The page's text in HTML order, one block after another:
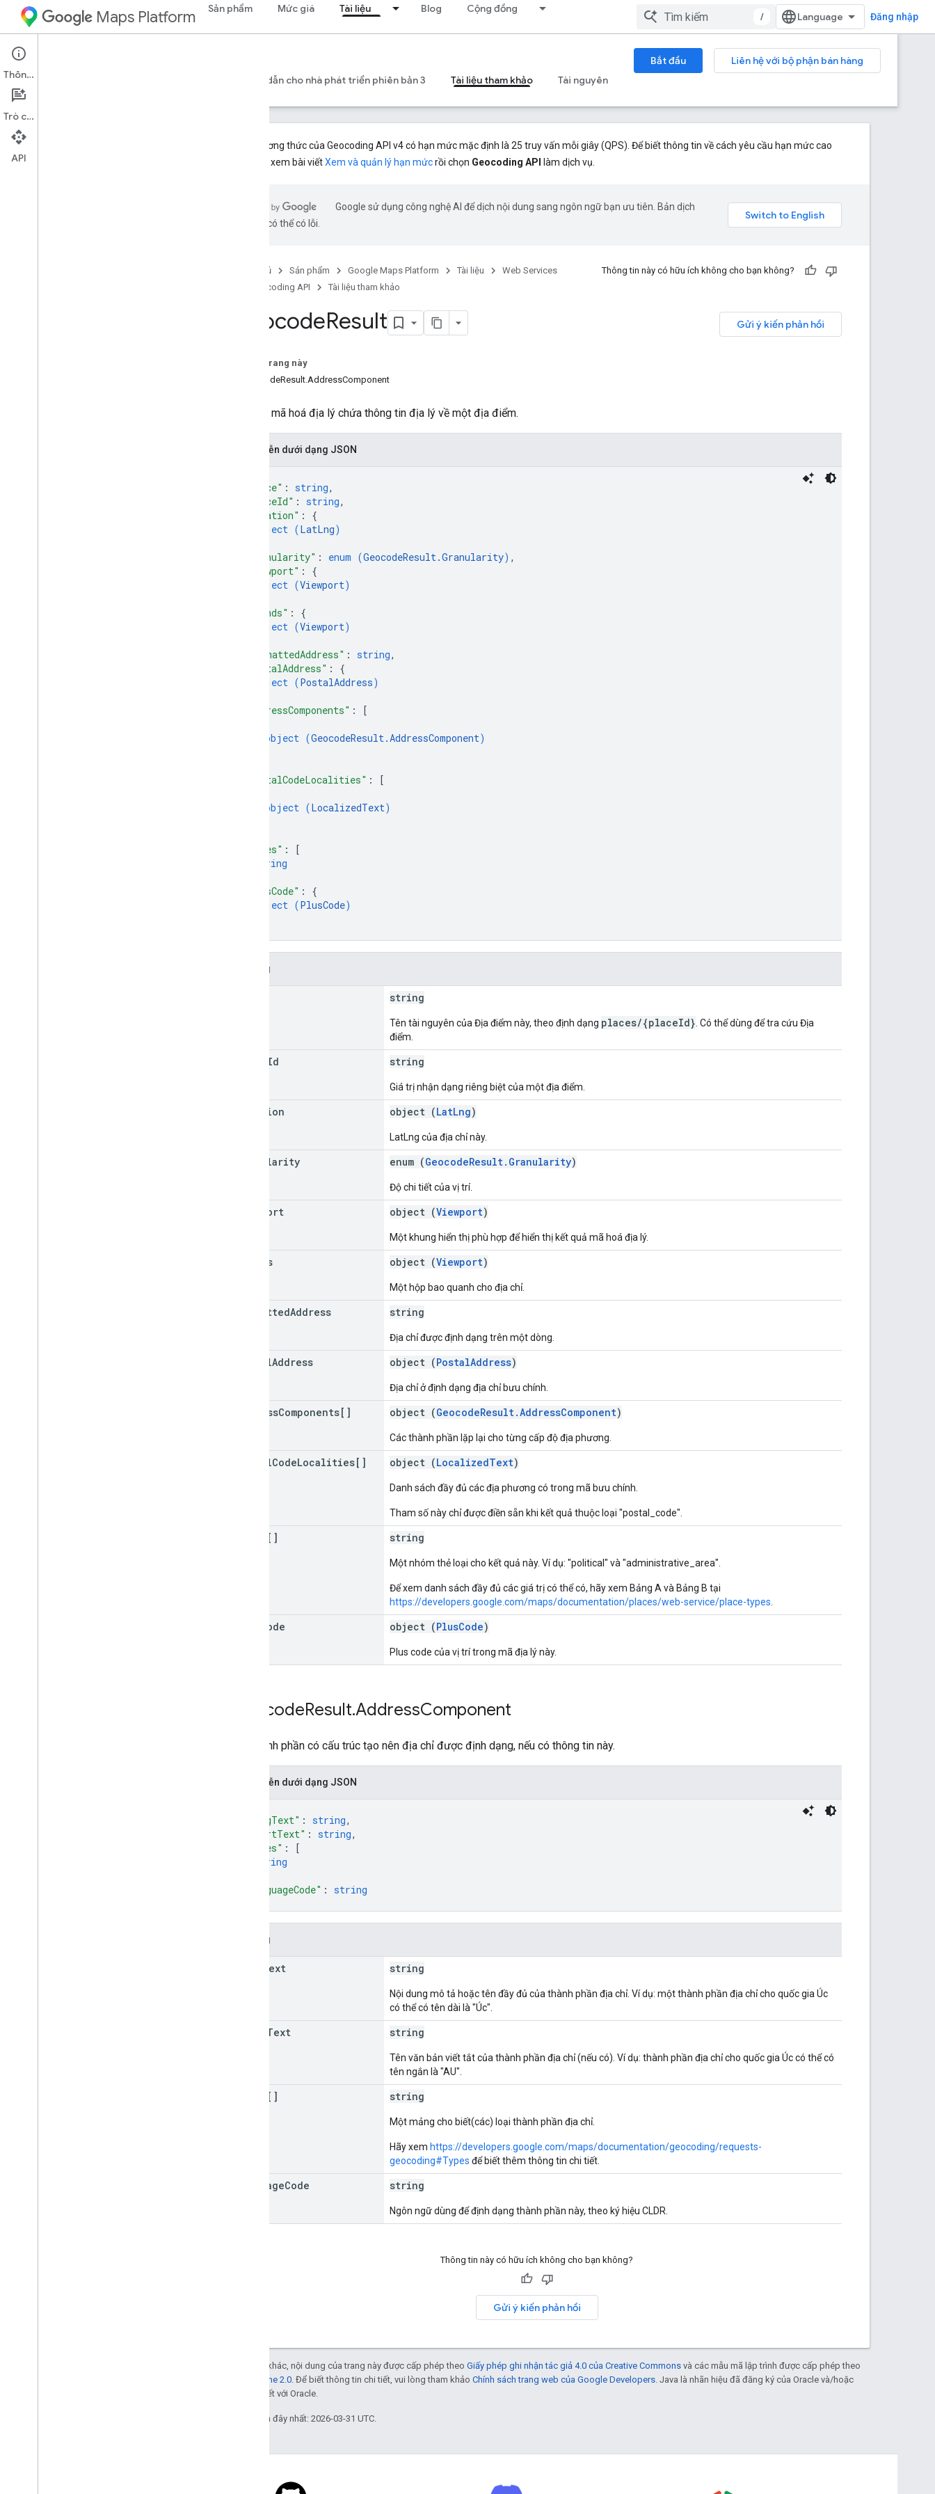
Maps Platform Sản phẩm Mức giá Tài liệu Blog Cộng đồng
/ Đăng nhập
Web Services Bắt đầu
Liên hệ với bộ phận bán hàng
Hướng dẫn cho nhà phát triển phiên bản 4
Hướng dẫn cho nhà phát triển phiên bản 3 Tài liệu tham khảo Tài nguyên
Các phương thức của Geocoding API v4 có hạn mức mặc định là 25 truy vấn mỗi giây (QPS). Để biết thông tin về cách yêu cầu hạn mức cao
hơn, hãy xem bài viếtXem và quản lý hạn mứcrồi chọn Geocoding API làm dịch vụ.
Google sử dụng công nghệ AI để dịch nội dung sang ngôn ngữ bạn ưu tiên. Bản dịch
bằng AI có thể có lỗi.
Trang chủ Sản phẩm Google Maps Platform Tài liệu
Web Services
Geocoding API
Tài liệu tham khảo
Thông tin này có hữu ích không cho bạn không?
Gửi ý kiến phản hồi
GeocodeResult
Trên trang này
GeocodeResult.AddressComponent
Kết quả mã hoá địa lý chứa thông tin địa lý về một địa điểm.
Biểu diễn dưới dạng JSON
"place" : string,
"placeId" : string,
"location" : {
object (LatLng)
"granularity" : enum (GeocodeResult.Granularity) ,
"viewport" : {
object (Viewport)
"bounds" : {
object (Viewport)
"formattedAddress" : string,
"postalAddress" : {
object (PostalAddress)
"addressComponents" :
[
object (GeocodeResult.AddressComponent)
"postalCodeLocalities" :
[
object (LocalizedText)
"types" :
[
string
"plusCode" : {
object (PlusCode)
Trường
string
Tên tài nguyên của Địa điểm này, theo định dạng places/{placeId} . Có thể dùng để tra cứu Địa
điểm.
Id string
Giá trị nhận dạng riêng biệt của một địa điểm.
location object (LatLng)
LatLng của địa chỉ này.
granularity enum (GeocodeResult.Granularity)
Độ chi tiết của vị trí.
viewport object (Viewport)
Một khung hiển thị phù hợp để hiển thị kết quả mã hoá địa lý.
bounds object (Viewport)
Một hộp bao quanh cho địa chỉ.
formattedAddress string
Địa chỉ được định dạng trên một dòng.
postalAddress object (PostalAddress)
Địa chỉ ở định dạng địa chỉ bưu chính.
addressComponents[] object (GeocodeResult.AddressComponent)
Các thành phần lặp lại cho từng cấp độ địa phương.
postalCodeLocalities[] object (LocalizedText)
Danh sách đầy đủ các địa phương có trong mã bưu chính.
Tham số này chỉ được điền sẵn khi kết quả thuộc loại "postal_code".
types[] string
Một nhóm thẻ loại cho kết quả này. Ví dụ: "political" và "administrative_area".
Để xem danh sách đầy đủ các giá trị có thể có, hãy xem Bảng A và Bảng B tại
https://developers.google.com/maps/documentation/places/web-service/place-types
Code object (PlusCode)
Plus code của vị trí trong mã địa lý này.
GeocodeResult.AddressComponent
Các thành phần có cấu trúc tạo nên địa chỉ được định dạng, nếu có thông tin này.
Biểu diễn dưới dạng JSON
"longText" : string,
"shortText" : string,
"types" :
[
string
"languageCode" : string
Trường
Text string
Nội dung mô tả hoặc tên đầy đủ của thành phần địa chỉ. Ví dụ: một thành phần địa chỉ cho quốc gia Úc
có thể có tên dài là "Úc".
Text string
Tên văn bản viết tắt của thành phần địa chỉ (nếu có). Ví dụ: thành phần địa chỉ cho quốc gia Úc có thể có
tên ngắn là "AU".
types[] string
Một mảng cho biết(các) loại thành phần địa chỉ.
Hãy xem https://developers.google.com/maps/documentation/geocoding/requests-
geocoding#Types để biết thêm thông tin chi tiết.
languageCode string
Ngôn ngữ dùng để định dạng thành phần này, theo ký hiệu CLDR.
Thông tin này có hữu ích không cho bạn không?
Gửi ý kiến phản hồi
Trừ phi có lưu ý khác, nội dung của trang này được cấp phép theo Giấy phép ghi nhận tác giả 4.0 của Creative Commons và các mẫu mã lập trình được cấp phép theo
Giấy phép Apache 2.0 . Để biết thông tin chi tiết, vui lòng tham khảo Chính sách trang web của Google Developers . Java là nhãn hiệu đã đăng ký của Oracle và/hoặc
các đơn vị liên kết với Oracle.
Cập nhật lần gần đây nhất: 2026-03-31 UTC.
Thông tin
Trò chuyện
API